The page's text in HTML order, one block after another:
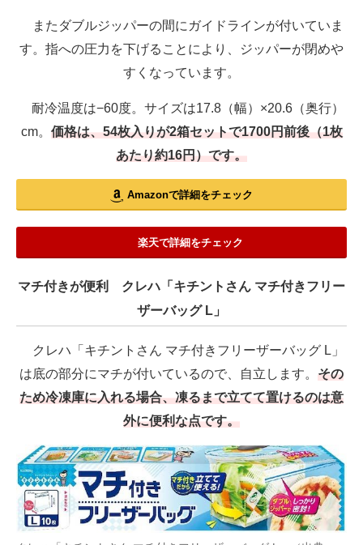
またダブルジッパーの間にガイドラインが付いていま
す。指への圧力を下げることにより、ジッパーが閉めや
すくなっています。
耐冷温度は−60度。サイズは17.8（幅）×20.6（奥行）
cm。 価格は、54枚入りが2箱セットで1700円前後（1枚
あたり約16円）です。
Amazonで詳細をチェック
楽天で詳細をチェック
マチ付きが便利 クレハ「キチントさん マチ付きフリー
ザーバッグ L」
クレハ「キチントさん マチ付きフリーザーバッグ L」
は底の部分にマチが付いているので、自立します。 その
ため冷凍庫に入れる場合、凍るまで立てて置けるのは意
外に便利な点です。